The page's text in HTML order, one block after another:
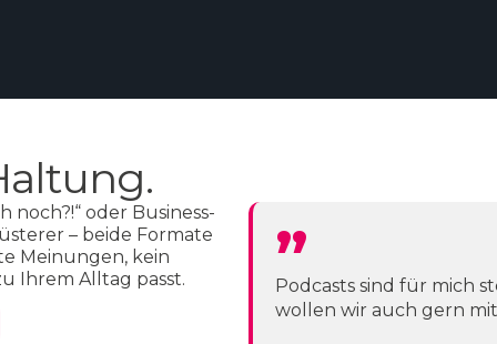
noch?!“ oder Business-
– beide Formate
Meinungen, kein
Ihrem Alltag passt.
„
Podcasts sind für mich
wollen wir auch gern